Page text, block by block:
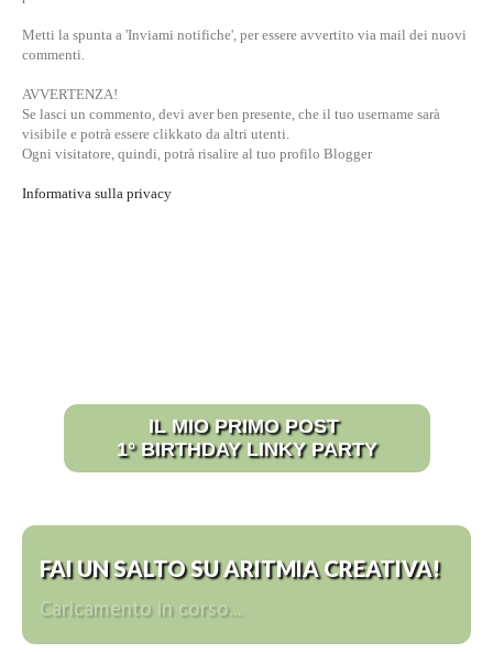
Metti la spunta a 'Inviami notifiche', per essere avvertito via mail dei nuovi
commenti.
AVVERTENZA!
Se lasci un commento, devi aver ben presente, che il tuo username sarà
visibile e potrà essere clikkato da altri utenti.
Ogni visitatore, quindi, potrà risalire al tuo profilo Blogger
Informativa sulla privacy
IL MIO PRIMO POST
1° BIRTHDAY LINKY PARTY
FAI UN SALTO SU ARITMIA CREATIVA!
Caricamento in corso...